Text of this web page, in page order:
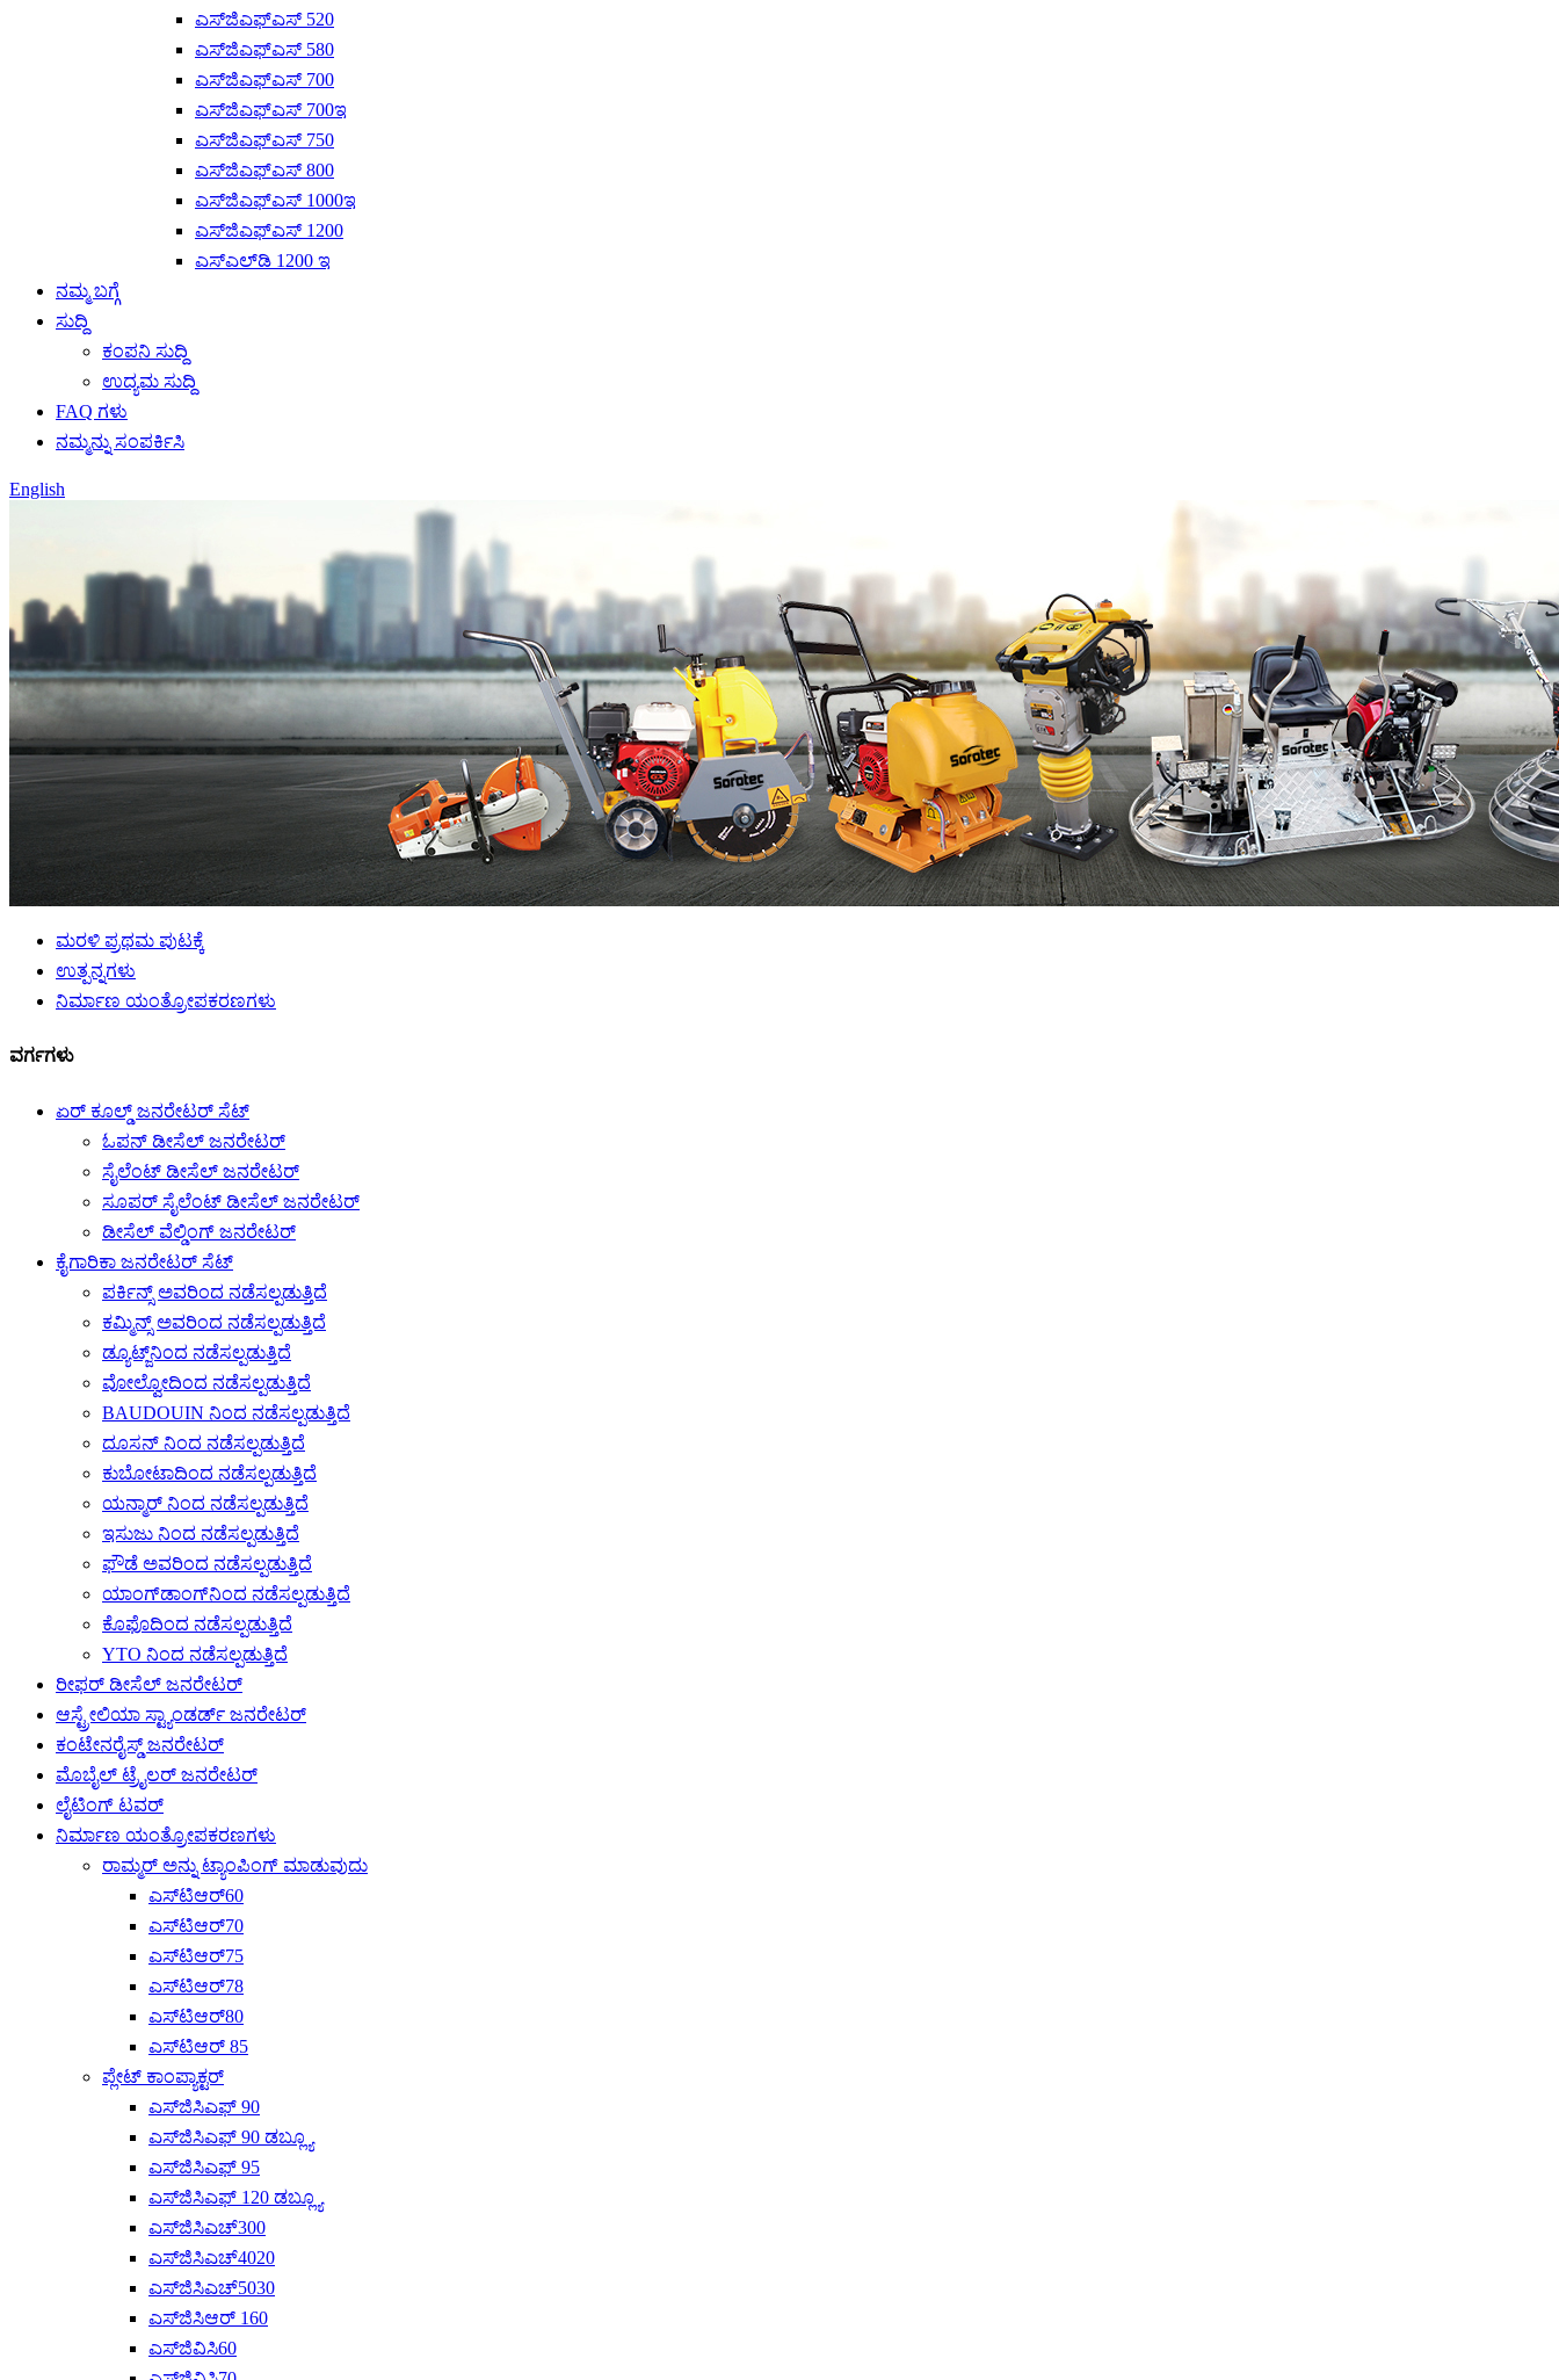
ಎಸ್‌ಜಿಎಫ್‌ಎಸ್ 520
ಎಸ್‌ಜಿಎಫ್‌ಎಸ್ 580
ಎಸ್‌ಜಿಎಫ್‌ಎಸ್ 700
ಎಸ್‌ಜಿಎಫ್‌ಎಸ್ 700ಇ
ಎಸ್‌ಜಿಎಫ್‌ಎಸ್ 750
ಎಸ್‌ಜಿಎಫ್‌ಎಸ್ 800
ಎಸ್‌ಜಿಎಫ್‌ಎಸ್ 1000ಇ
ಎಸ್‌ಜಿಎಫ್‌ಎಸ್ 1200
ಎಸ್‌ಎಲ್‌ಡಿ 1200 ಇ
ನಮ್ಮ ಬಗ್ಗೆ
ಸುದ್ದಿ
ಕಂಪನಿ ಸುದ್ದಿ
ಉದ್ಯಮ ಸುದ್ದಿ
FAQ ಗಳು
ನಮ್ಮನ್ನು ಸಂಪರ್ಕಿಸಿ
English
ಮರಳಿ ಪ್ರಥಮ ಪುಟಕ್ಕೆ
ಉತ್ಪನ್ನಗಳು
ನಿರ್ಮಾಣ ಯಂತ್ರೋಪಕರಣಗಳು
ವರ್ಗಗಳು
ಏರ್ ಕೂಲ್ಡ್ ಜನರೇಟರ್ ಸೆಟ್
ಓಪನ್ ಡೀಸೆಲ್ ಜನರೇಟರ್
ಸೈಲೆಂಟ್ ಡೀಸೆಲ್ ಜನರೇಟರ್
ಸೂಪರ್ ಸೈಲೆಂಟ್ ಡೀಸೆಲ್ ಜನರೇಟರ್
ಡೀಸೆಲ್ ವೆಲ್ಡಿಂಗ್ ಜನರೇಟರ್
ಕೈಗಾರಿಕಾ ಜನರೇಟರ್ ಸೆಟ್
ಪರ್ಕಿನ್ಸ್ ಅವರಿಂದ ನಡೆಸಲ್ಪಡುತ್ತಿದೆ
ಕಮ್ಮಿನ್ಸ್ ಅವರಿಂದ ನಡೆಸಲ್ಪಡುತ್ತಿದೆ
ಡ್ಯೂಟ್ಜ್‌ನಿಂದ ನಡೆಸಲ್ಪಡುತ್ತಿದೆ
ವೋಲ್ವೋದಿಂದ ನಡೆಸಲ್ಪಡುತ್ತಿದೆ
BAUDOUIN ನಿಂದ ನಡೆಸಲ್ಪಡುತ್ತಿದೆ
ದೂಸನ್ ನಿಂದ ನಡೆಸಲ್ಪಡುತ್ತಿದೆ
ಕುಬೋಟಾದಿಂದ ನಡೆಸಲ್ಪಡುತ್ತಿದೆ
ಯನ್ಮಾರ್ ನಿಂದ ನಡೆಸಲ್ಪಡುತ್ತಿದೆ
ಇಸುಜು ನಿಂದ ನಡೆಸಲ್ಪಡುತ್ತಿದೆ
ಫೌಡೆ ಅವರಿಂದ ನಡೆಸಲ್ಪಡುತ್ತಿದೆ
ಯಾಂಗ್‌ಡಾಂಗ್‌ನಿಂದ ನಡೆಸಲ್ಪಡುತ್ತಿದೆ
ಕೊಫೊದಿಂದ ನಡೆಸಲ್ಪಡುತ್ತಿದೆ
YTO ನಿಂದ ನಡೆಸಲ್ಪಡುತ್ತಿದೆ
ರೀಫರ್ ಡೀಸೆಲ್ ಜನರೇಟರ್
ಆಸ್ಟ್ರೇಲಿಯಾ ಸ್ಟ್ಯಾಂಡರ್ಡ್ ಜನರೇಟರ್
ಕಂಟೇನರೈಸ್ಡ್ ಜನರೇಟರ್
ಮೊಬೈಲ್ ಟ್ರೈಲರ್ ಜನರೇಟರ್
ಲೈಟಿಂಗ್ ಟವರ್
ನಿರ್ಮಾಣ ಯಂತ್ರೋಪಕರಣಗಳು
ರಾಮ್ಮರ್ ಅನ್ನು ಟ್ಯಾಂಪಿಂಗ್ ಮಾಡುವುದು
ಎಸ್‌ಟಿಆರ್60
ಎಸ್‌ಟಿಆರ್70
ಎಸ್‌ಟಿಆರ್75
ಎಸ್‌ಟಿಆರ್78
ಎಸ್‌ಟಿಆರ್80
ಎಸ್‌ಟಿಆರ್ 85
ಪ್ಲೇಟ್ ಕಾಂಪ್ಯಾಕ್ಟರ್
ಎಸ್‌ಜಿಸಿಎಫ್ 90
ಎಸ್‌ಜಿಸಿಎಫ್ 90 ಡಬ್ಲ್ಯೂ
ಎಸ್‌ಜಿಸಿಎಫ್ 95
ಎಸ್‌ಜಿಸಿಎಫ್ 120 ಡಬ್ಲ್ಯೂ
ಎಸ್‌ಜಿಸಿಎಚ್300
ಎಸ್‌ಜಿಸಿಎಚ್4020
ಎಸ್‌ಜಿಸಿಎಚ್‌5030
ಎಸ್‌ಜಿಸಿಆರ್ 160
ಎಸ್‌ಜಿವಿಸಿ60